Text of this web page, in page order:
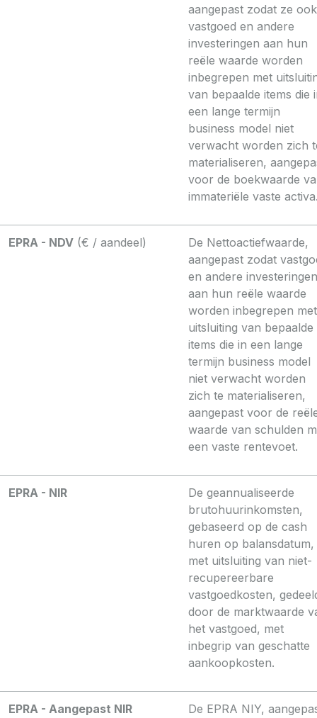
aangepast zodat ze ook
vastgoed en andere
investeringen aan hun
reële waarde worden
inbegrepen met
van bepaalde items die
een lange termijn
business model niet
verwacht worden zich
materialiseren,
voor de boekwaarde
immateriële vaste
EPRA - NDV (€ / aandeel)
De Nettoactiefwaarde,
aangepast zodat
en andere investeringen
aan hun reële waarde
worden inbegrepen met
uitsluiting van bepaalde
items die in een lange
termijn business model
niet verwacht worden
zich te materialiseren,
aangepast voor de
waarde van schulden
een vaste rentevoet.
EPRA - NIR
De geannualiseerde
brutohuurinkomsten,
gebaseerd op de cash
huren op balansdatum,
met uitsluiting van niet-
recupereerbare
vastgoedkosten,
door de marktwaarde
het vastgoed, met
inbegrip van geschatte
aankoopkosten.
EPRA - Aangepast NIR
De EPRA NIY,